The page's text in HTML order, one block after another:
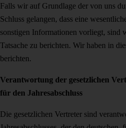
Falls wir auf Grundlage der von uns
Schluss gelangen, dass eine
sonstigen Informationen vorliegt, sind
Tatsache zu berichten. Wir haben in
berichten.
Verantwortung der gesetzlichen
für den Jah­resabschluss
Die gesetzlichen Vertreter sind